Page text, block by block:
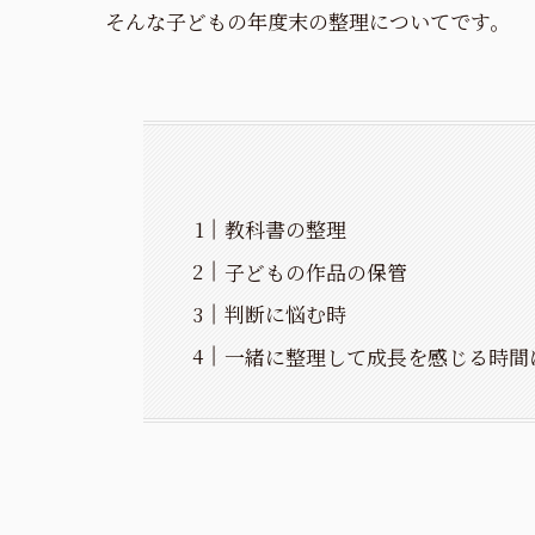
そんな子どもの年度末の整理についてです。
教科書の整理
子どもの作品の保管
判断に悩む時
一緒に整理して成長を感じる時間